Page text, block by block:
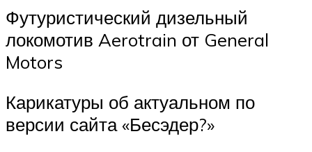
Футуристический дизельный
локомотив Aerotrain от General
Motors
Карикатуры об актуальном по
версии сайта «Бесэдер?»